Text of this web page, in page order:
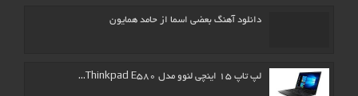
دانلود آهنگ بعضی اسما از حامد همایون
لپ تاپ ۱۵ اینچی لنوو مدل Thinkpad E580…